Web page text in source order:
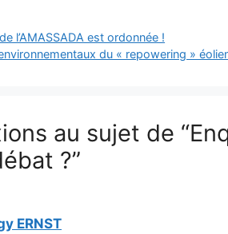
l’AMASSADA est ordonnée !
du « repowering »
au sujet de
?”
ERNST